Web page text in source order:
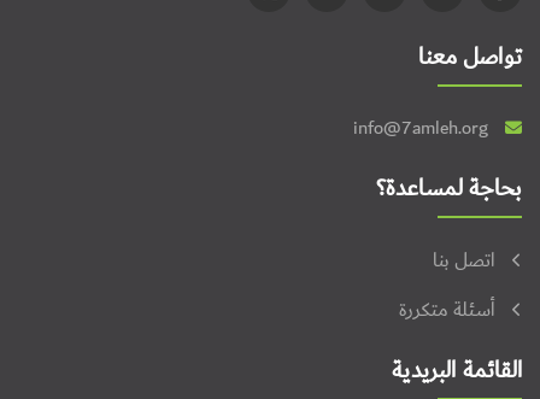
تواصل معنا
info@7amleh.org
بحاجة لمساعدة؟
اتصل بنا
أسئلة متكررة
القائمة البريدية